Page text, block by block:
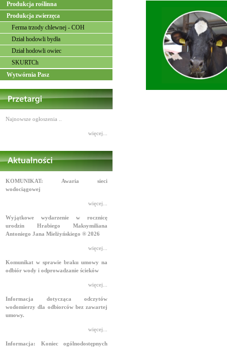
Produkcja roślinna
Produkcja zwierzęca
Ferma trzody chlewnej - COH
Dział hodowli bydła
Dział hodowli owiec
SKURTCh
Wytwórnia Pasz
Najnowsze ogłoszenia ..
więcej...
KOMUNIKAT: Awaria sieci
wodociągowej
więcej...
Wyjątkowe wydarzenie w rocznicę
urodzin Hrabiego Maksymiliana
Antoniego Jana Mielżyńskiego ® 2026
więcej...
Komunikat w sprawie braku umowy na
odbiór wody i odprowadzanie ścieków
więcej...
Informacja dotycząca odczytów
wodomierzy dla odbiorców bez zawartej
umowy.
więcej...
Informacja: Koniec ogólnodostępnych